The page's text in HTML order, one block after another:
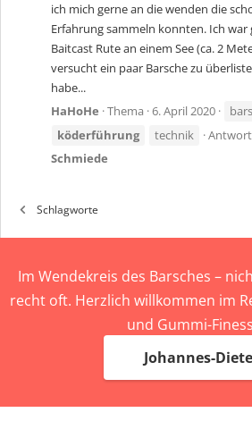
ich mich gerne an die wenden die
Erfahrung sammeln konnten. Ich
Baitcast Rute an einem See (ca. 2
versucht ein paar Barsche zu
habe...
HaHoHe Thema 6. April 2020
köderführung
technik
Schmiede
Schlagworte
Im Wendekreis des Barsches –
recht oft. Herzlich willkommen im
und Gummi-
Johannes-